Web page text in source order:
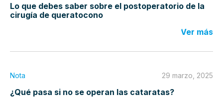
Lo que debes saber sobre el postoperatorio de la
cirugía de queratocono
Ver más
Nota 29 marzo, 2025
¿Qué pasa si no se operan las cataratas?